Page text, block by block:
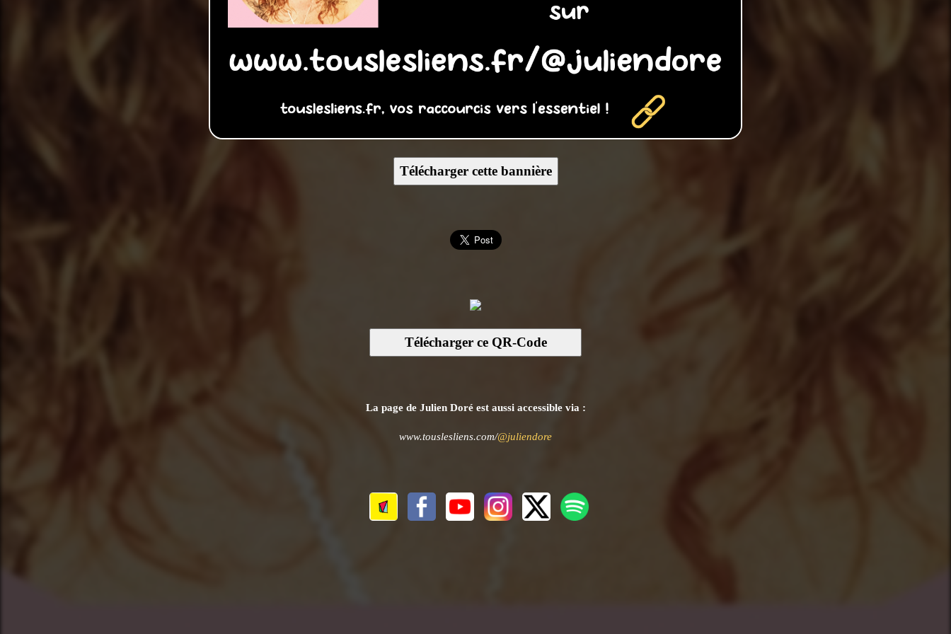
Télécharger cette bannière
Télécharger ce QR-Code
La page de Julien Doré est aussi accessible via :
www.touslesliens.com/@juliendore